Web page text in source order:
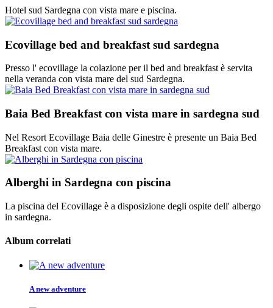
Hotel sud Sardegna con vista mare e piscina.
Ecovillage bed and breakfast sud sardegna
Presso l' ecovillage la colazione per il bed and breakfast è servita
nella veranda con vista mare del sud Sardegna.
Baia Bed Breakfast con vista mare in sardegna sud
Nel Resort Ecovillage Baia delle Ginestre è presente un Baia Bed
Breakfast con vista mare.
Alberghi in Sardegna con piscina
La piscina del Ecovillage è a disposizione degli ospite dell' albergo
in sardegna.
Album correlati
A new adventure